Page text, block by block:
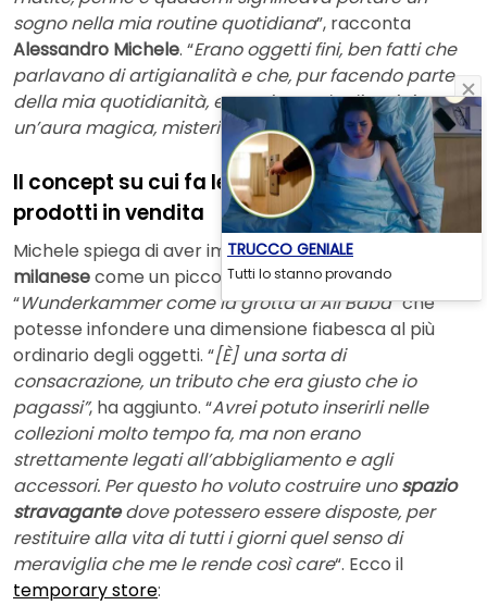
sogno nella mia routine quotidiana”, racconta
Alessandro Michele. “Erano oggetti fini, ben fatti che
parlavano di artigianalità e che, pur facendo parte
della mia quotidianità, erano in grado di sprigionare
un’aura magica, misteriosa e meravigliosa“.
Il concept su cui fa leva la boutique e i
prodotti in vendita
Michele spiega di aver immaginato laboutique
milanesecome un piccolo angolo delle curiosità, una
“Wunderkammer come la grotta di Alì Babà” che
potesse infondere una dimensione fiabesca al più
ordinario degli oggetti. “[È] una sorta di
consacrazione, un tributo che era giusto che io
pagassi”, ha aggiunto. “Avrei potuto inserirli nelle
collezioni molto tempo fa, ma non erano
strettamente legati all’abbigliamento e agli
accessori. Per questo ho voluto costruire unospazio
stravagantedove potessero essere disposte, per
restituire alla vita di tutti i giorni quel senso di
meraviglia che me le rende così care“. Ecco il
temporary store:
TRUCCO GENIALE
Tutti lo stanno provando